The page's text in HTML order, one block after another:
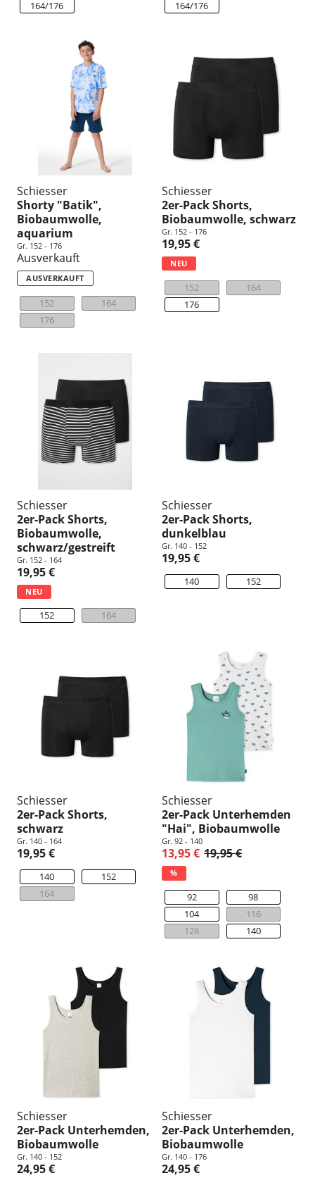
164/176 164/176
Schiesser
Shorty "Batik",
Biobaumwolle,
aquarium
Gr. 152 - 176
Ausverkauft
AUSVERKAUFT
152
164
176
Schiesser
2er-Pack Shorts,
Biobaumwolle, schwarz
Gr. 152 - 176
19,95 €
NEU
152
164
176
Schiesser
2er-Pack Shorts,
Biobaumwolle,
schwarz/gestreift
Gr. 152 - 164
19,95 €
NEU
152 164
Schiesser
2er-Pack Shorts,
dunkelblau
Gr. 140 - 152
19,95 €
140 152
Schiesser
2er-Pack Shorts,
schwarz
Gr. 140 - 164
19,95 €
140
152
164
Schiesser
2er-Pack Unterhemden
"Hai", Biobaumwolle
Gr. 92 - 140
13,95 € 19,95 €
%
92
98
104
116
128
140
Schiesser
2er-Pack Unterhemden,
Biobaumwolle
Gr. 140 - 152
24,95 €
Schiesser
2er-Pack Unterhemden,
Biobaumwolle
Gr. 140 - 176
24,95 €